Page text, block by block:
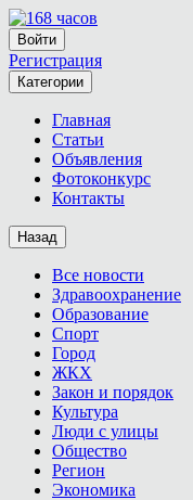
Войти
Регистрация
Категории
Главная
Статьи
Объявления
Фотоконкурс
Контакты
Назад
Все новости
Здравоохранение
Образование
Спорт
Город
ЖКХ
Закон и порядок
Культура
Люди с улицы
Общество
Регион
Экономика